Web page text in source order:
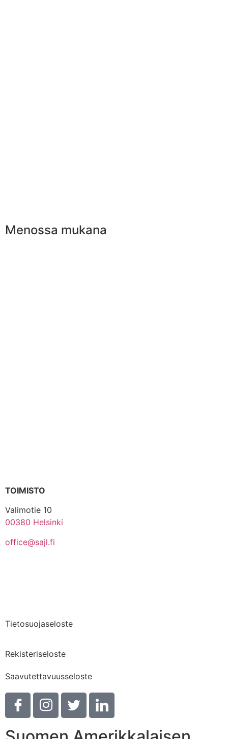
Menossa mukana
TOIMISTO
Valimotie 10
00380 Helsinki
office@sajl.fi
Tietosuojaseloste
Rekisteriseloste
Saavutettavuusseloste